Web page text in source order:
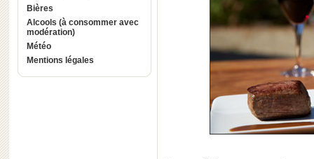
Bières
Alcools (à consommer avec
modération)
Météo
Mentions légales